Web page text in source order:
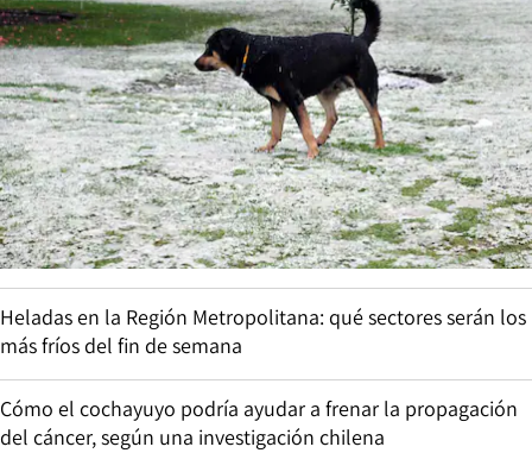
Heladas en la Región Metropolitana: qué sectores serán los
más fríos del fin de semana
Cómo el cochayuyo podría ayudar a frenar la propagación
del cáncer, según una investigación chilena